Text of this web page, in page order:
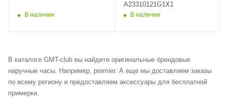
В наличии
A23310121G1X1
В наличии
В каталоге GMT-club вы найдете оригинальные брендовые
наручные часы. Например, premier. А еще мы доставляем заказы
по всему региону и предоставляем аксессуары для бесплатной
примерки.